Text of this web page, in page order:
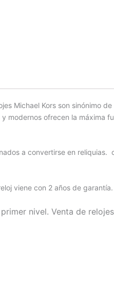
Michael Kors son sinónimo
modernos ofrecen la máxima
a convertirse en
viene con 2 años de garantía.
nivel. Venta de